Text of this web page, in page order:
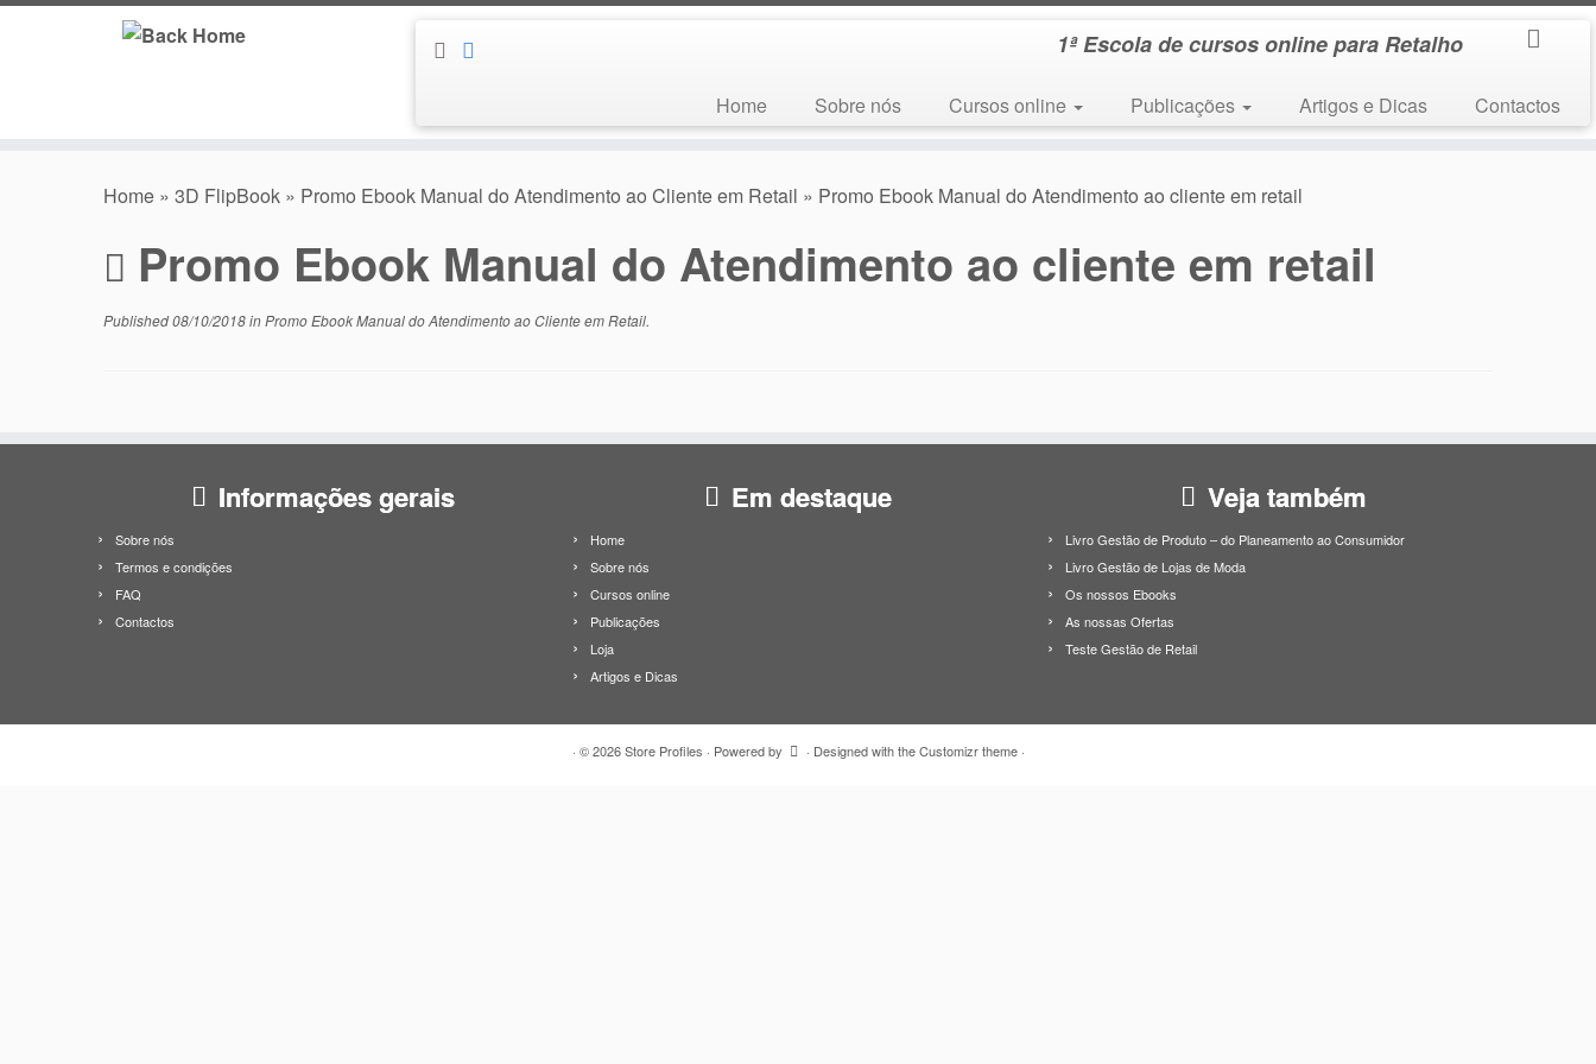
Skip
1ª Escola de cursos online para Retalho
Home Sobre nós Cursos online Publicações Artigos e Dicas Contactos
Home » 3D FlipBook » Promo Ebook Manual do Atendimento ao Cliente em Retail » Promo Ebook Manual do Atendimento ao cliente em retail
Promo Ebook Manual do Atendimento ao cliente em retail
Published08/10/2018inPromo Ebook Manual do Atendimento ao Cliente em Retail.
Informações gerais
Sobre nós
Termos e condições
FAQ
Contactos
Em destaque
Home
Sobre nós
Cursos online
Publicações
Loja
Artigos e Dicas
Veja também
Livro Gestão de Produto – do Planeamento ao Consumidor
Livro Gestão de Lojas de Moda
Os nossos Ebooks
As nossas Ofertas
Teste Gestão de Retail
· © 2026 Store Profiles · Powered by · Designed with theCustomizr theme·